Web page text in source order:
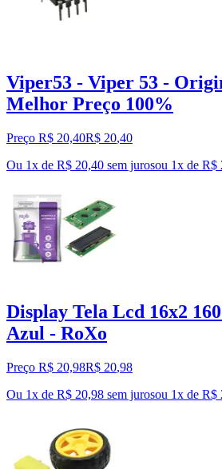
Viper53 - Viper 53 -
Melhor Preço 100%
Preço R$ 20,40R$ 20,40
Ou 1x de R$ 20,40 sem jurosou 1x de R$
Display Tela Lcd 16x2
Azul - RoXo
Preço R$ 20,98R$ 20,98
Ou 1x de R$ 20,98 sem jurosou 1x de R$